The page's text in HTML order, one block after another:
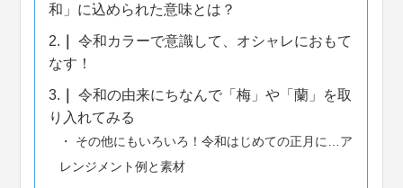
和」に込められた意味とは？
2.
令和カラーで意識して、オシャレにおもて
なす！
3.
令和の由来にちなんで「梅」や「蘭」を取
り入れてみる
その他にもいろいろ！令和はじめての正月に…ア
レンジメント例と素材